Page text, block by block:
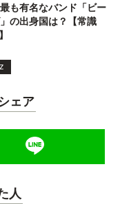
も有名なバンド「ビー
」の出身国は？【常識
ェア
人